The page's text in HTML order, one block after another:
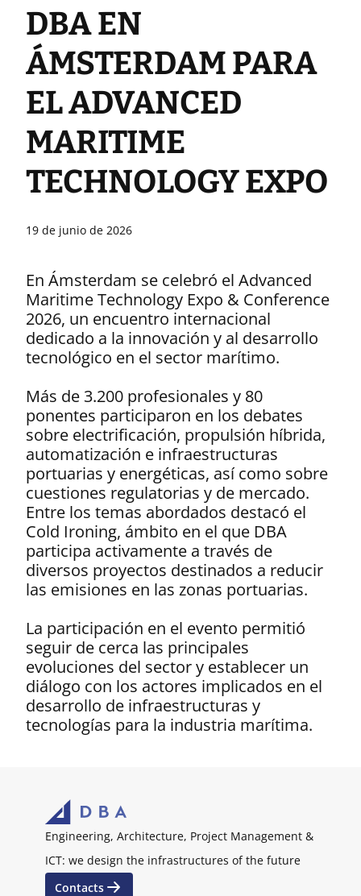
Digital Systems
DBA EN
ÁMSTERDAM PARA
EL ADVANCED
MARITIME
TECHNOLOGY EXPO
19 de junio de 2026
En Ámsterdam se celebró el Advanced
Maritime Technology Expo & Conference
2026, un encuentro internacional
dedicado a la innovación y al desarrollo
tecnológico en el sector marítimo.
Más de 3.200 profesionales y 80
ponentes participaron en los debates
sobre electrificación, propulsión híbrida,
automatización e infraestructuras
portuarias y energéticas, así como sobre
cuestiones regulatorias y de mercado.
Entre los temas abordados destacó el
Cold Ironing, ámbito en el que DBA
participa activamente a través de
diversos proyectos destinados a reducir
las emisiones en las zonas portuarias.
La participación en el evento permitió
seguir de cerca las principales
evoluciones del sector y establecer un
diálogo con los actores implicados en el
desarrollo de infraestructuras y
tecnologías para la industria marítima.
Engineering, Architecture, Project Management &
ICT: we design the infrastructures of the future
Contacts